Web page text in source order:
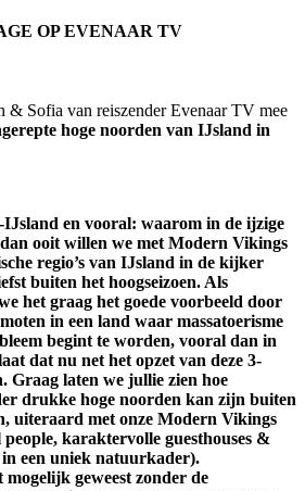
OP EVENAAR TV
& Sofia van reiszender Evenaar TV mee
hoge noorden van IJsland in
en vooral: waarom in de ijzige
ooit willen we met Modern Vikings
regio’s van IJsland in de kijker
buiten het hoogseizoen. Als
het graag het goede voorbeeld door
in een land waar massatoerisme
begint te worden, vooral dan in
dat nu net het opzet van deze 3-
Graag laten we jullie zien hoe
drukke hoge noorden kan zijn buiten
uiteraard met onze Modern Vikings
karaktervolle guesthouses &
een uniek natuurkader).
mogelijk geweest zonder de